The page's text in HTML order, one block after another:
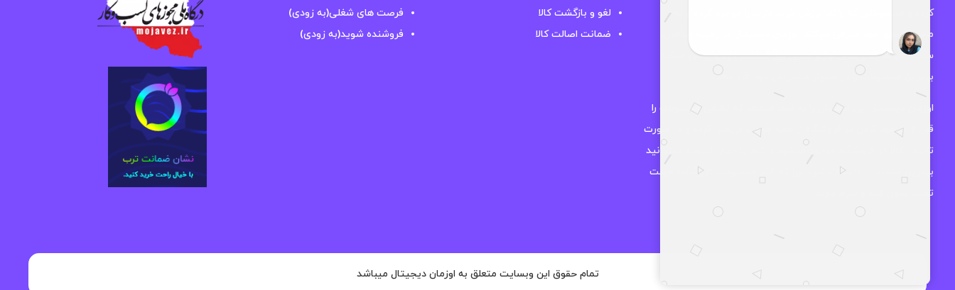
کرده و محصولاتی که واقعا ارزش خرید دارند را موجود کرده و به
مخاطب های خود معرفی میکند. اوزمان دیجیتال در زمینه هدفون،
ساعت هوشمند و سایر لوازم جانبی نیز فعالیت دارد و سعی میکند
بهترین محصولات را در اختیار مشتریان خود قرار دهد.
اوزمان دیجیتال این اطمینان را به شما میدهد که تمامی محصولات را
قبل از موجود کردن در فروشگاه از همه جوانب بررسی کرده و در صورت
تایید ، کالا در فروشگاه موجود میشود و شما با خیال آسوده میتوانید
بهترین انتخاب را داشته باشید چرا که اکثر محصولات فروشگاه مهلت
تست بدون قید و شرط دارند.
لغو و بازگشت کالا
ضمانت اصالت کالا
فرصت های شغلی(به زودی)
فروشنده شوید(به زودی)
تمام حقوق این وبسایت متعلق به اوزمان دیجیتال میباشد